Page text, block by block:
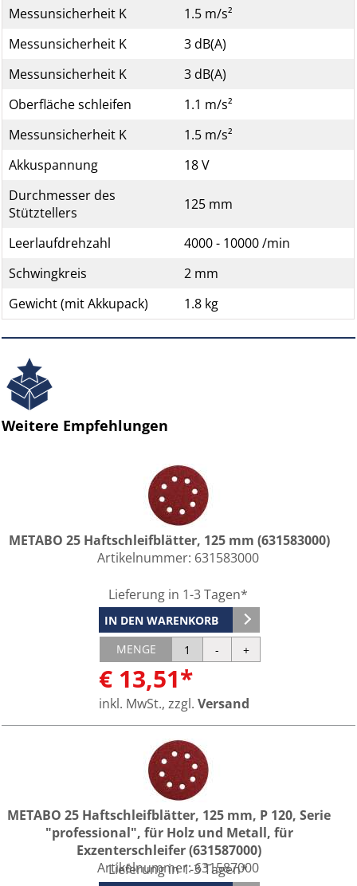
Messunsicherheit K
1.5 m/s²
Messunsicherheit K
3 dB(A)
Messunsicherheit K
3 dB(A)
Oberfläche schleifen
1.1 m/s²
Messunsicherheit K
1.5 m/s²
Akkuspannung
18 V
Durchmesser des
Stütztellers
125 mm
Leerlaufdrehzahl
4000 - 10000 /min
Schwingkreis
2 mm
Gewicht (mit Akkupack)
1.8 kg
Weitere Empfehlungen
METABO 25 Haftschleifblätter, 125 mm (631583000)
Artikelnummer: 631583000
Lieferung in 1-3 Tagen*
IN DEN WARENKORB
MENGE
€ 13,51*
inkl. MwSt., zzgl. Versand
METABO 25 Haftschleifblätter, 125 mm, P 120, Serie
"professional", für Holz und Metall, für
Exzenterschleifer (631587000)
Artikelnummer:631587000
Lieferung in 1-3 Tagen*